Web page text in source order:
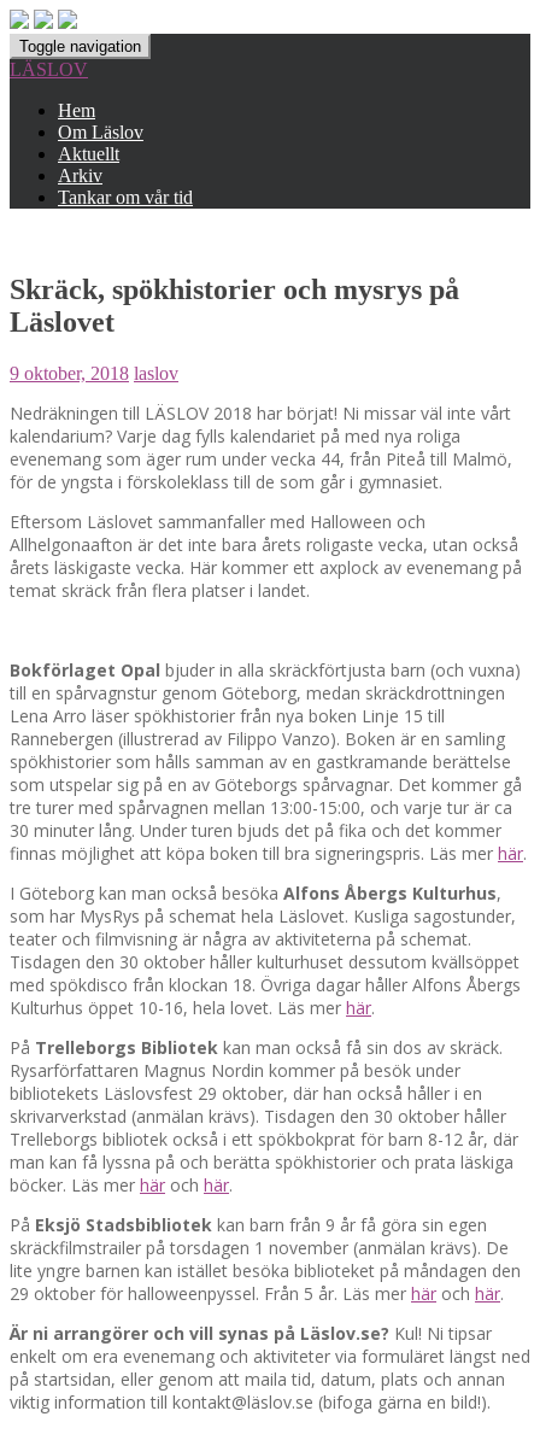
Toggle navigation
LÄSLOV
Hem
Om Läslov
Aktuellt
Arkiv
Tankar om vår tid
Skräck, spökhistorier och mysrys på
Läslovet
9 oktober, 2018 laslov
Nedräkningen till LÄSLOV 2018 har börjat! Ni missar väl inte vårt
kalendarium? Varje dag fylls kalendariet på med nya roliga
evenemang som äger rum under vecka 44, från Piteå till Malmö,
för de yngsta i förskoleklass till de som går i gymnasiet.
Eftersom Läslovet sammanfaller med Halloween och
Allhelgonaafton är det inte bara årets roligaste vecka, utan också
årets läskigaste vecka. Här kommer ett axplock av evenemang på
temat skräck från flera platser i landet.
Bokförlaget Opal bjuder in alla skräckförtjusta barn (och vuxna)
till en spårvagnstur genom Göteborg, medan skräckdrottningen
Lena Arro läser spökhistorier från nya boken Linje 15 till
Rannebergen (illustrerad av Filippo Vanzo). Boken är en samling
spökhistorier som hålls samman av en gastkramande berättelse
som utspelar sig på en av Göteborgs spårvagnar. Det kommer gå
tre turer med spårvagnen mellan 13:00-15:00, och varje tur är ca
30 minuter lång. Under turen bjuds det på fika och det kommer
finnas möjlighet att köpa boken till bra signeringspris. Läs mer här.
I Göteborg kan man också besöka Alfons Åbergs Kulturhus,
som har MysRys på schemat hela Läslovet. Kusliga sagostunder,
teater och filmvisning är några av aktiviteterna på schemat.
Tisdagen den 30 oktober håller kulturhuset dessutom kvällsöppet
med spökdisco från klockan 18. Övriga dagar håller Alfons Åbergs
Kulturhus öppet 10-16, hela lovet. Läs mer här.
På Trelleborgs Bibliotek kan man också få sin dos av skräck.
Rysarförfattaren Magnus Nordin kommer på besök under
bibliotekets Läslovsfest 29 oktober, där han också håller i en
skrivarverkstad (anmälan krävs). Tisdagen den 30 oktober håller
Trelleborgs bibliotek också i ett spökbokprat för barn 8-12 år, där
man kan få lyssna på och berätta spökhistorier och prata läskiga
böcker. Läs mer här och här.
På Eksjö Stadsbibliotek kan barn från 9 år få göra sin egen
skräckfilmstrailer på torsdagen 1 november (anmälan krävs). De
lite yngre barnen kan istället besöka biblioteket på måndagen den
29 oktober för halloweenpyssel. Från 5 år. Läs mer här och här.
Är ni arrangörer och vill synas på Läslov.se? Kul! Ni tipsar
enkelt om era evenemang och aktiviteter via formuläret längst ned
på startsidan, eller genom att maila tid, datum, plats och annan
viktig information till kontakt@läslov.se (bifoga gärna en bild!).